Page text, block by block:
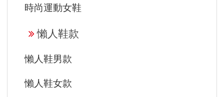
時尚運動女鞋
懶人鞋款
懶人鞋男款
懶人鞋女款